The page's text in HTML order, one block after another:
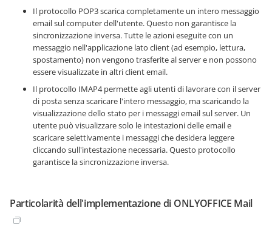
Il protocollo POP3 scarica completamente un intero messaggio
email sul computer dell'utente. Questo non garantisce la
sincronizzazione inversa. Tutte le azioni eseguite con un
messaggio nell'applicazione lato client (ad esempio, lettura,
spostamento) non vengono trasferite al server e non possono
essere visualizzate in altri client email.
Il protocollo IMAP4 permette agli utenti di lavorare con il server
di posta senza scaricare l'intero messaggio, ma scaricando la
visualizzazione dello stato per i messaggi email sul server. Un
utente può visualizzare solo le intestazioni delle email e
scaricare selettivamente i messaggi che desidera leggere
cliccando sull'intestazione necessaria. Questo protocollo
garantisce la sincronizzazione inversa.
Particolarità dell'implementazione di ONLYOFFICE Mail